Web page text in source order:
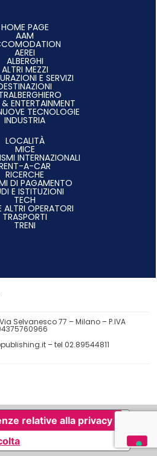
HOME PAGE
AAM
AEREI
ALBERGHI
ALTRI MEZZI
E SERVIZI
ENTERTAINMENT
TECNOLOGIE
INDUSTRIA
LOCALITÀ
MICE
INTERNAZIONALI
A-CAR
RICERCHE
DI PAGAMENTO
E ISTITUZIONI
TECH
ALTRI OPERATORI
TRASPORTI
TRENI
Selvanesco 77 – Milano – P.IVA
– tel 02.89544811
relative alla privacy